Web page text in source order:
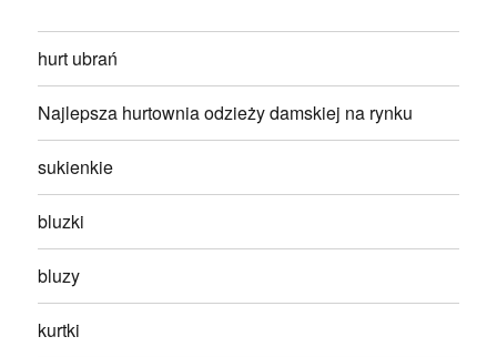
hurt ubrań
Najlepsza hurtownia odzieży damskiej na rynku
sukienkie
bluzki
bluzy
kurtki